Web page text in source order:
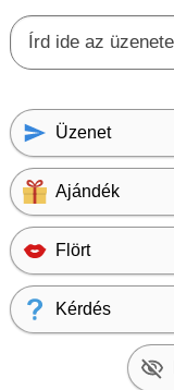
Üzenet
Ajándék
Flört
Kérdés